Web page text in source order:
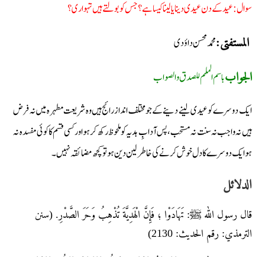
سوال: عید کے دن عیدی دینا یا لینا کیسا ہے؟ جس کو بولتے ہیں تہواری؟
المستفتی:محمد محسن داؤدی
الجوابباسم الملہم للصدق والصواب
ایک دوسرے کو عیدی لینے دینے کے جو مختلف انداز رائج ہیں وہ شریعت مطہرہ میں نہ فرض
ہیں نہ واجب نہ سنت نہ مستحب، پس آدابِ ہدیہ کو ملحوظ رکھ کر ہو اور کسی قسم کا کوئی مفسدہ نہ
ہو ایک دوسرے کا دل خوش کرنے کی خاطر لین دین ہو تو کچھ مضائقہ نہیں۔
الدلائل
قال رسول الله ﷺ: تَهَادَوْا ؛ فَإِنَّ الْهَدِيَّةَ تُذْهِبُ وَحَرَ الصَّدْرِ. (سنن
الترمذي: رقم الحديث: 2130)